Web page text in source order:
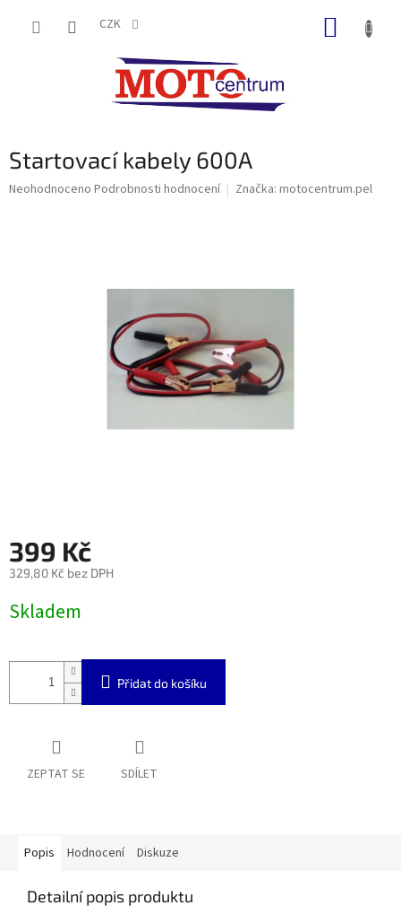
CZK
Startovací kabely 600A
Průměrné
Neohodnoceno Podrobnosti hodnocení Značka: motocentrum.pel
399 Kč
329,80 Kč bez DPH
cena:
Skladem
Přidat do košíku
ZEPTAT SE SDÍLET
Popis Hodnocení Diskuze
Detailní popis produktu